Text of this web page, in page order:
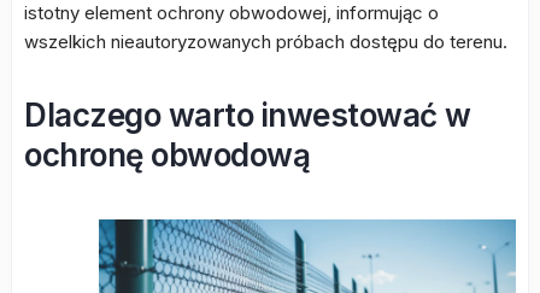
istotny element ochrony obwodowej, informując o
wszelkich nieautoryzowanych próbach dostępu do terenu.
Dlaczego warto inwestować w
ochronę obwodową